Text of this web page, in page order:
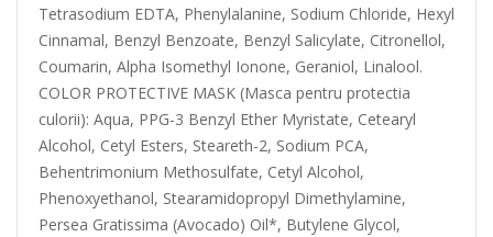
Tetrasodium EDTA, Phenylalanine, Sodium Chloride, Hexyl
Cinnamal, Benzyl Benzoate, Benzyl Salicylate, Citronellol,
Coumarin, Alpha Isomethyl Ionone, Geraniol, Linalool.
COLOR PROTECTIVE MASK (Masca pentru protectia
culorii): Aqua, PPG-3 Benzyl Ether Myristate, Cetearyl
Alcohol, Cetyl Esters, Steareth-2, Sodium PCA,
Behentrimonium Methosulfate, Cetyl Alcohol,
Phenoxyethanol, Stearamidopropyl Dimethylamine,
Persea Gratissima (Avocado) Oil*, Butylene Glycol,